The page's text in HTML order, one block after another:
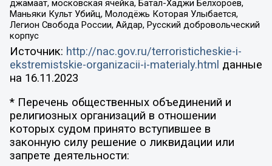
джамаат, московская ячейка, Батал-Хаджи Белхороев,
Маньяки Культ Убийц, Молодёжь Которая Улыбается,
Легион Свобода России, Айдар, Русский добровольческий
корпус
Источник: http://nac.gov.ru/terroristicheskie-i-
ekstremistskie-organizacii-i-materialy.html данные
на 16.11.2023
* Перечень общественных объединений и
религиозных организаций в отношении
которых судом принято вступившее в
законную силу решение о ликвидации или
запрете деятельности: